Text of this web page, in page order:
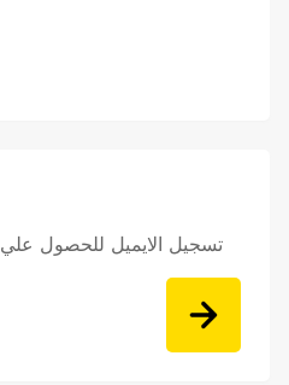
تسجيل الايميل للحصول